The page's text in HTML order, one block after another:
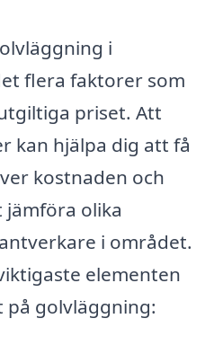
i
flera faktorer som
priset. Att
kan hjälpa dig att få
kostnaden och
olika
i området.
elementen
på golvläggning: